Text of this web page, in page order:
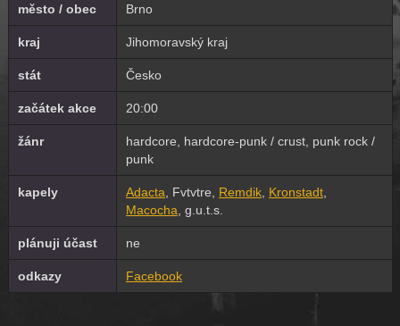
město / obec Brno
kraj Jihomoravský kraj
stát Česko
začátek akce 20:00
žánr
hardcore, hardcore-punk / crust, punk rock /
punk
kapely Adacta , Fvtvtre, Remdik, Kronstadt,
Macocha , g.u.t.s.
plánuji účast ne
odkazy Facebook